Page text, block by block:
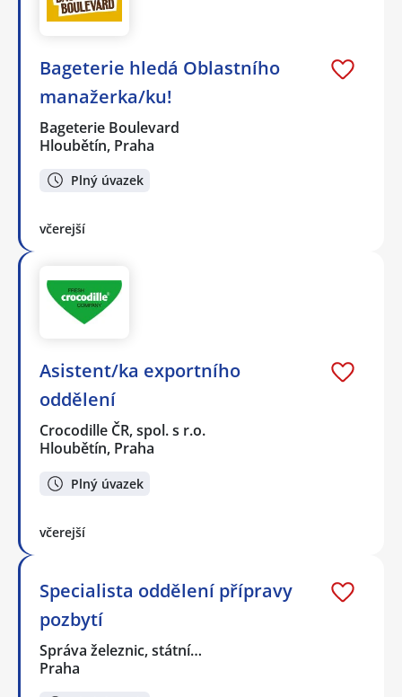
Bageterie hledá Oblastního
manažerka/ku!
Bageterie Boulevard
Hloubětín, Praha
Plný úvazek
včerejší
Asistent/ka exportního
oddělení
Crocodille ČR, spol. s r.o.
Hloubětín, Praha
Plný úvazek
včerejší
Specialista oddělení přípravy
pozbytí
Správa železnic, státní…
Praha